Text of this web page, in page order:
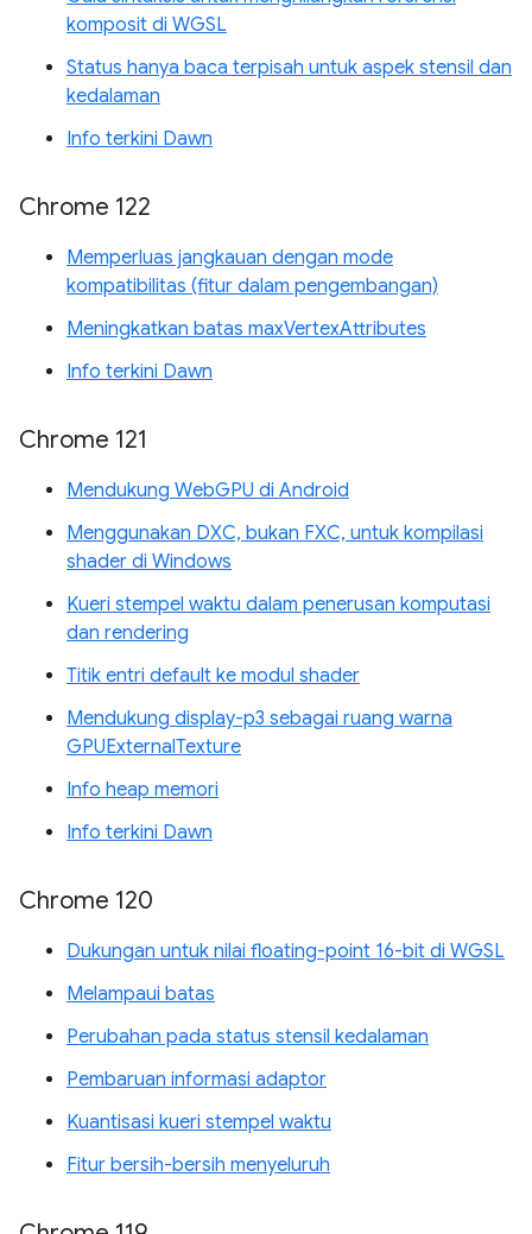
komposit di WGSL
Status hanya baca terpisah untuk aspek stensil dan
kedalaman
Info terkini Dawn
Chrome 122
Memperluas jangkauan dengan mode
kompatibilitas (fitur dalam pengembangan)
Meningkatkan batas maxVertexAttributes
Info terkini Dawn
Chrome 121
Mendukung WebGPU di Android
Menggunakan DXC, bukan FXC, untuk kompilasi
shader di Windows
Kueri stempel waktu dalam penerusan komputasi
dan rendering
Titik entri default ke modul shader
Mendukung display-p3 sebagai ruang warna
GPUExternalTexture
Info heap memori
Info terkini Dawn
Chrome 120
Dukungan untuk nilai floating-point 16-bit di WGSL
Melampaui batas
Perubahan pada status stensil kedalaman
Pembaruan informasi adaptor
Kuantisasi kueri stempel waktu
Fitur bersih-bersih menyeluruh